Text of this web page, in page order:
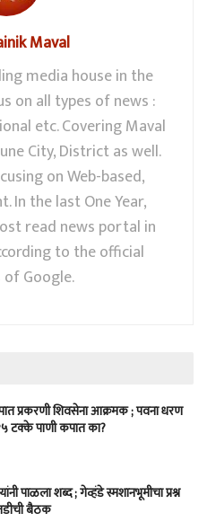
Maval
media house in the
on all types of news :
etc. Covering Maval
City, District as well.
on Web-based,
In the last One Year,
read news portal in
to the official
Google.
प्रकरणी शिवसेना आक्रमक ; पवना धरण
टक्के पाणी कपात का?
पाळला शब्द ; गेव्हंडे स्मशानभूमीचा प्रश्न
बैठक